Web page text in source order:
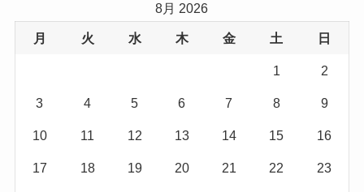
8月 2026
月 火 水 木 金 土 日
1 2
3 4 5 6 7 8 9
10 11 12 13 14 15 16
17 18 19 20 21 22 23